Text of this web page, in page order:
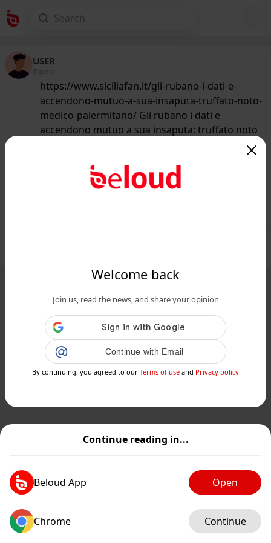
Continue reading in...
Beloud App Open
Chrome Continue
Welcome back
Join us, read the news, and share your opinion
Continue with Email
By continuing, you agreed to our Terms of use and Privacy policy
USER
@guest
https://www.siciliafan.it/gli-rubano-i-dati-e-
accendono-mutuo-a-sua-insaputa-truffato-noto-
medico-palermitano/ Gli rubano i dati e
accendono mutuo a sua insaputa: truffato noto
195/50
www.siciliafan.it
Truffato noto medico siciliano: ecco